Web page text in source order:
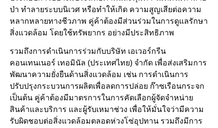
ป่า ทำลายระบบนิเวศ หรือทำให้เกิด ความสูญเสียต่อความ
หลากหลายทางชีวภาพ คู่ค้าต้องมีส่วนร่วมในการดูแลรักษา
สิ่งแวดล้อม โดยใช้ทรัพยากร อย่างมีประสิทธิภาพ
รวมถึงการดำเนินการร่วมกับบริษัท เอเวอร์กรีน
คอนเทนเนอร์ เทอมินัล (ประเทศไทย) จำกัด เพื่อส่งเสริมการ
พัฒนาความยั่งยืนด้านสิ่งแวดล้อม เช่น การดำเนินการ
ปรับปรุงกระบวนการผลิตเพื่อลดการปล่อย ก๊าซเรือนกระจก
เป็นต้น คู่ค้าต้องมีมาตรการในการคัดเลือกผู้จัดจำหน่าย
สินค้าและบริการ และผู้รับเหมาช่วง เพื่อให้มั่นใจว่ามีความ
รับผิดชอบต่อสิ่งแวดล้อมตลอดห่วงโซ่อุปทาน รวมถึงมีการ